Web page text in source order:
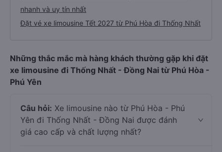
nhanh và uy tín nhất
Đặt vé xe limousine Tết 2027 từ Phú Hòa đi Thống Nhất
Những thắc mắc mà hàng khách thường gặp khi đặt
xe limousine đi Thống Nhất - Đồng Nai từ Phú Hòa -
Phú Yên
Câu hỏi: Xe limousine nào từ Phú Hòa - Phú
Yên đi Thống Nhất - Đồng Nai được đánh
giá cao cấp và chất lượng nhất?